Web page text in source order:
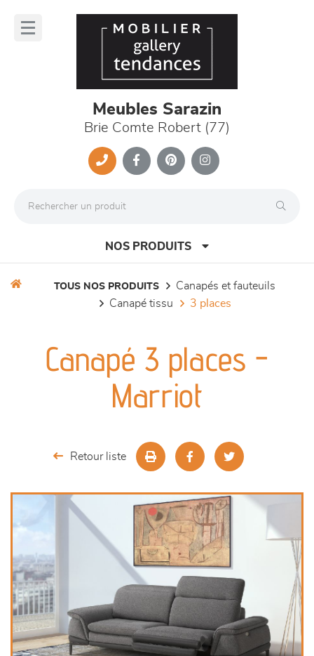
Meubles Sarazin
Brie Comte Robert (77)
NOS PRODUITS
séjours
meubles de complément
TOUS NOS PRODUITS
canapés et fauteuils
canapé tissu
3 places
Canapé 3 places -
Marriot
Retour liste